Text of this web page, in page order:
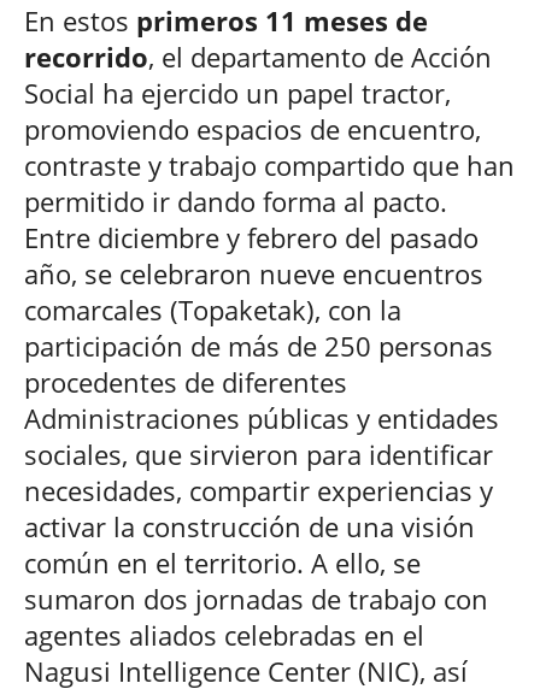
En estos primeros 11 meses de
recorrido, el departamento de Acción
Social ha ejercido un papel tractor,
promoviendo espacios de encuentro,
contraste y trabajo compartido que han
permitido ir dando forma al pacto.
Entre diciembre y febrero del pasado
año, se celebraron nueve encuentros
comarcales (Topaketak), con la
participación de más de 250 personas
procedentes de diferentes
Administraciones públicas y entidades
sociales, que sirvieron para identificar
necesidades, compartir experiencias y
activar la construcción de una visión
común en el territorio. A ello, se
sumaron dos jornadas de trabajo con
agentes aliados celebradas en el
Nagusi Intelligence Center (NIC), así